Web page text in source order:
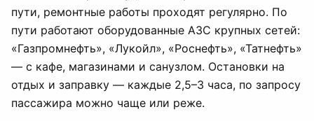
пути, ремонтные работы проходят регулярно. По
пути работают оборудованные АЗС крупных сетей:
«Газпромнефть», «Лукойл», «Роснефть», «Татнефть»
— с кафе, магазинами и санузлом. Остановки на
отдых и заправку — каждые 2,5–3 часа, по запросу
пассажира можно чаще или реже.